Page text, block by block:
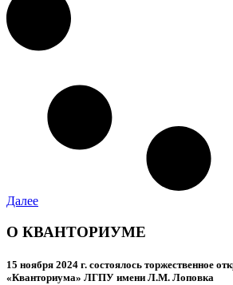
Далее
О КВАНТОРИУМЕ
15 ноября 2024 г. состоялось торжественное
«Кванториума» ЛГПУ имени Л.М. Лоповка